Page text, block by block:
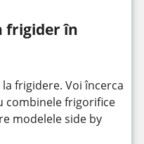
frigider în
frigidere. Voi încerca
combinele frigorifice
modelele side by